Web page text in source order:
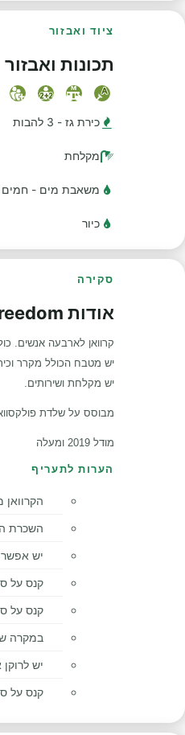
ציוד ואבזור
תכונות ואבזור
כירת גז - 3 להבות
מקלחת
משאבת מים - חמים
כיור
סקירה
אודות Koru 4 Freedom
קרוואן לארבעה אנשים. כולל 2 מיטות זוגיות - אחת מעל
יש מטבח הכולל מקרר
יש מקלחת ושירותים.
מבוסס על שלדת
מודל 2019 ומעלה
הערות לתעריף
השכרת הקרוואן מתבצעת על
יש
קנס על
קנס על
במקרה
יש
קנס על